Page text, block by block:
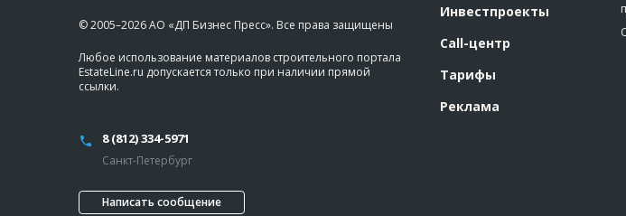
© 2005–2026 АО «ДП Бизнес Пресс». Все права защищены
Любое использование материалов строительного портала
EstateLine.ru допускается только при наличии прямой
ссылки.
8 (812) 334-5971
Санкт-Петербург
Написать сообщение
Инвестпроекты
Call-центр
Тарифы
Реклама